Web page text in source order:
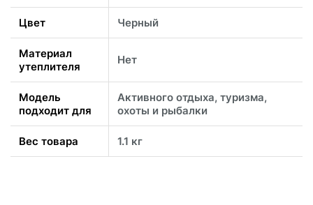
Цвет Черный
Материал
утеплителя
Нет
Модель
подходит для
Активного отдыха, туризма,
охоты и рыбалки
Вес товара 1.1 кг